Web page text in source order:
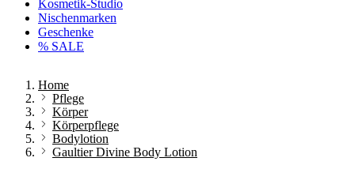
Kosmetik-Studio
Nischenmarken
Geschenke
% SALE
Home
Pflege
Körper
Körperpflege
Bodylotion
Gaultier Divine Body Lotion